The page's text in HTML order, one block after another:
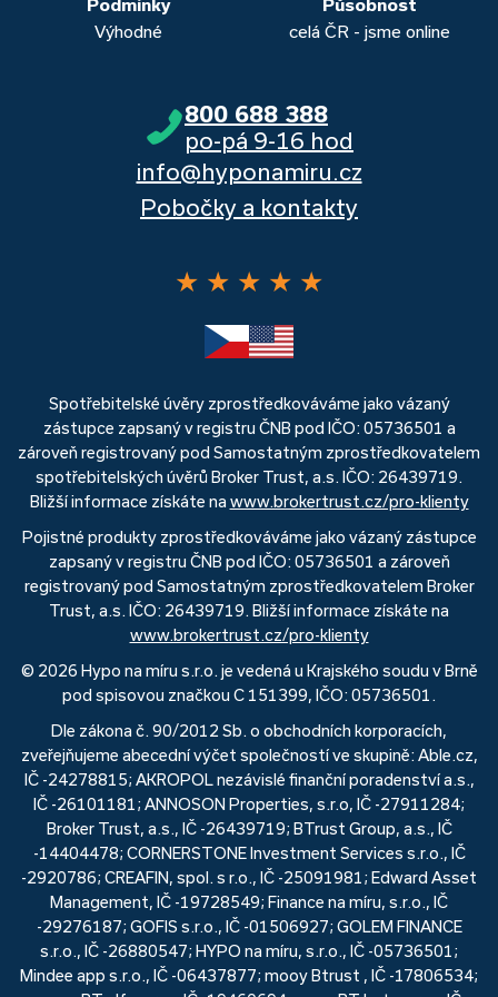
Podmínky
Výhodné
Působnost
celá ČR - jsme online
800 688 388
po-pá 9-16 hod
info@hyponamiru.cz
Pobočky a kontakty
★ ★ ★ ★ ★
Spotřebitelské úvěry zprostředkováváme jako vázaný
zástupce zapsaný v registru ČNB pod IČO: 05736501 a
zároveň registrovaný pod Samostatným zprostředkovatelem
spotřebitelských úvěrů Broker Trust, a.s. IČO: 26439719.
Bližší informace získáte na www.brokertrust.cz/pro-klienty
Pojistné produkty zprostředkováváme jako vázaný zástupce
zapsaný v registru ČNB pod IČO: 05736501 a zároveň
registrovaný pod Samostatným zprostředkovatelem Broker
Trust, a.s. IČO: 26439719. Bližší informace získáte na
www.brokertrust.cz/pro-klienty
© 2026 Hypo na míru s.r.o. je vedená u Krajského soudu v Brně
pod spisovou značkou C 151399, IČO: 05736501.
Dle zákona č. 90/2012 Sb. o obchodních korporacích,
zveřejňujeme abecední výčet společností ve skupině: Able.cz,
IČ -24278815; AKROPOL nezávislé finanční poradenství a.s.,
IČ -26101181; ANNOSON Properties, s.r.o, IČ -27911284;
Broker Trust, a.s., IČ -26439719; BTrust Group, a.s., IČ
-14404478; CORNERSTONE Investment Services s.r.o., IČ
-2920786; CREAFIN, spol. s r.o., IČ -25091981; Edward Asset
Management, IČ -19728549; Finance na míru, s.r.o., IČ
-29276187; GOFIS s.r.o., IČ -01506927; GOLEM FINANCE
s.r.o., IČ -26880547; HYPO na míru, s.r.o., IČ -05736501;
Mindee app s.r.o., IČ -06437877; mooy Btrust , IČ -17806534;